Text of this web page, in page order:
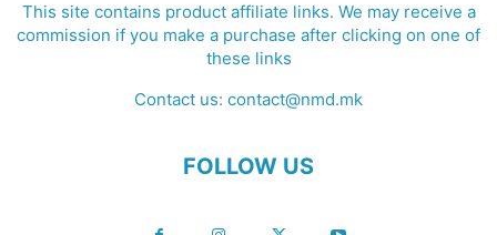
This site contains product affiliate links. We may receive a
commission if you make a purchase after clicking on one of
these links
Contact us: contact@nmd.mk
FOLLOW US